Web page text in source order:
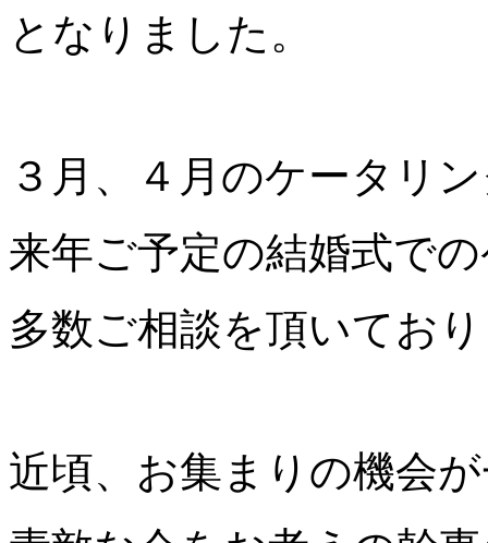
となりました。
３月、４月のケータリ
来年ご予定の結婚式で
多数ご相談を頂いてお
近頃、お集まりの機会